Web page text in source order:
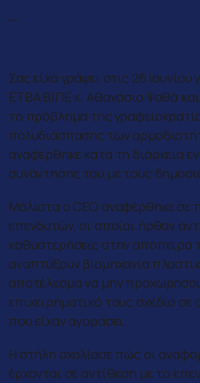
—
Σας είχα γράψει στις 26 Ιουνίου
ΕΤΒΑ ΒΙΠΕ κ. Αθανάσιο Ψαθά και
το πρόβλημα της
πολυδιάσπασης των
αναφέρθηκε κατά τη διάρκεια
συνάντησης του με τους
Μάλιστα ο CEO αναφέρθηκε σε
επενδυτών, οι οποίοι ήρθαν
καθυστερήσεις στην απόπειρα
αναπτύξουν βιομηχανία
αποτέλεσμα να μην
επιχειρηματικό τους σχέδιο σε
που είχαν αγοράσει.
Η στήλη σχολίασε πώς οι
έρχονται σε αντίθεση με το